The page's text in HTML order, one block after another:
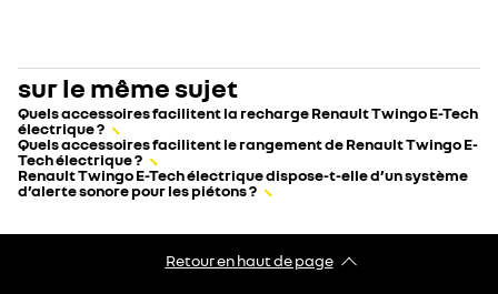
sur le même sujet
Quels accessoires facilitent la recharge Renault Twingo E-Tech
électrique ?
Quels accessoires facilitent le rangement de Renault Twingo E-
Tech électrique ?
Renault Twingo E-Tech électrique dispose-t-elle d’un système
d’alerte sonore pour les piétons ?
Retour en haut de page